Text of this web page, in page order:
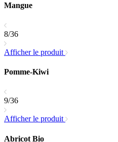
Mangue
8/36
Afficher le produit
Pomme-Kiwi
9/36
Afficher le produit
Abricot Bio